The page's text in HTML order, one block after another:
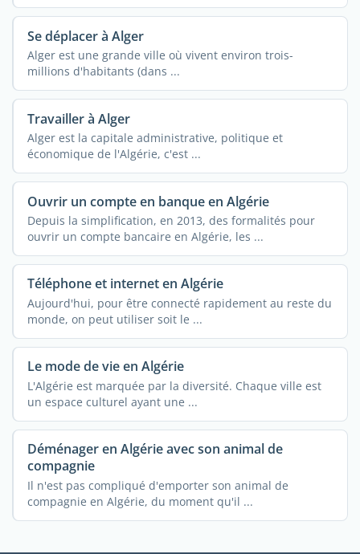
Se déplacer à Alger
Alger est une grande ville où vivent environ trois-
millions d'habitants (dans ...
Travailler à Alger
Alger est la capitale administrative, politique et
économique de l'Algérie, c'est ...
Ouvrir un compte en banque en Algérie
Depuis la simplification, en 2013, des formalités pour
ouvrir un compte bancaire en Algérie, les ...
Téléphone et internet en Algérie
Aujourd'hui, pour être connecté rapidement au reste du
monde, on peut utiliser soit le ...
Le mode de vie en Algérie
L'Algérie est marquée par la diversité. Chaque ville est
un espace culturel ayant une ...
Déménager en Algérie avec son animal de
compagnie
Il n'est pas compliqué d'emporter son animal de
compagnie en Algérie, du moment qu'il ...